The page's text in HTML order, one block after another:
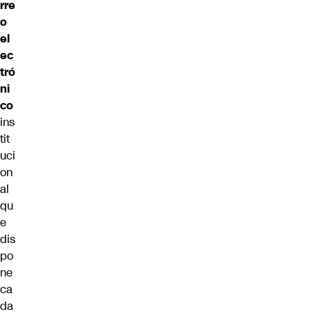
rre
o
el
ec
tró
ni
co
ins
tit
uci
on
al
qu
e
dis
po
ne
ca
da